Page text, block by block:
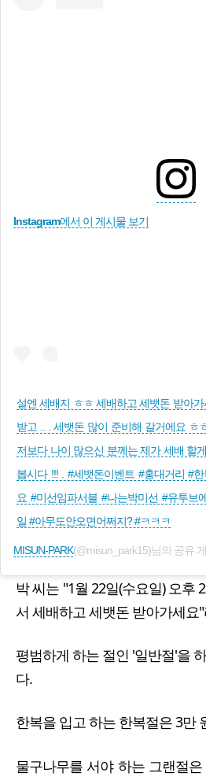
Instagram에서 이 게시물 보기
설엔 세배지 ㅎㅎ 세배하고 세뱃돈 받아
받고 .. . 세뱃돈 많이 준비해 갈거에요 ㅎ
저보다 나이 많으신 분께는 제가 세배 할
봅시다 !!! . #세뱃돈이벤트 #홍대거리 #
요 #미선임파서블 #나는박미선 #유투브
일 #아무도안오면어쩌지? #ㅋㅋㅋ
MISUN-PARK(@misun_park15)님의 공유
박 씨는 "1월 22일(수요일) 오후
서 세배하고 세뱃돈 받아가세요
평범하게 하는 절인 '일반절'을
다.
한복을 입고 하는 한복절은 3만
물구나무를 서야 하는 그랜절